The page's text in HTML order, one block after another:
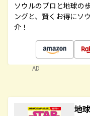
ソウルのプロと地球の
ングと、賢くお得にソ
介！
AD
地